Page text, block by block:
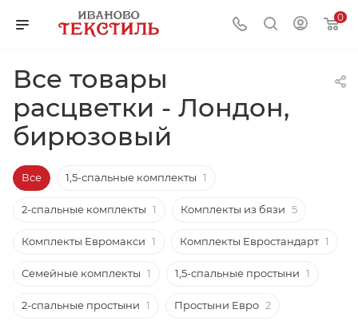
0
Все товары
расцветки - Лондон,
бирюзовый
Все 1,5-спальные комплекты 1
2-спальные комплекты 1 Комплекты из бязи 5
Комплекты Евромакси 1 Комплекты Евростандарт 1
Семейные комплекты 1 1,5-спальные простыни 1
2-спальные простыни 1 Простыни Евро 2